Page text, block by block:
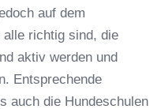
auf dem
alle richtig sind, die
aktiv werden und
Entsprechende
auch die Hundeschulen